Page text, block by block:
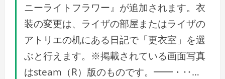
ニーライトフラワー』が追加されます。衣
装の変更は、ライザの部屋またはライザの
アトリエの机にある日記で「更衣室」を選
ぶと行えます。※掲載されている画面写真
はsteam（R）版のものです。━━・‥…